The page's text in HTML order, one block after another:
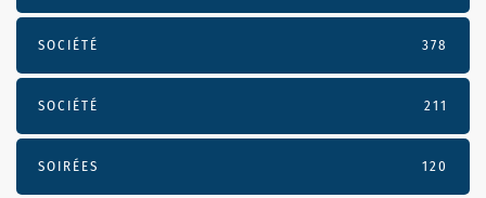
SOCIÉTÉ 378
SOCIÉTÉ 211
SOIRÉES 120